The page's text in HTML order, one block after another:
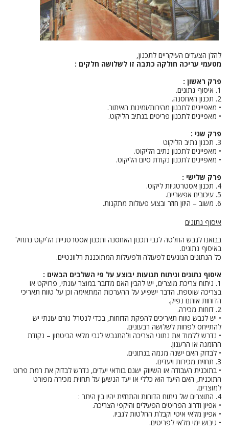
להלן הצעדים העיקריים לתכנון,
מטעמי עריכה חולקה כתבה זו לשלושה חלקים :
פרק ראשון :
1. איסוף נתונים.
2. תכנון האחסנה.
• מאפיינים לתכנון מהירות/זמינות האיתור.
• מאפיינים לתכנון פריטים בנתיב הליקוט.
פרק שני :
3. תכנון נתיב הליקוט
• מאפיינים לתכנון נתיב הליקוט.
• מאפיינים לתכנון נקודת סיום הליקוט.
פרק שלישי :
4. תכנון אסטרטגיות ליקוט.
5. עיכובים אפשריים.
6. משוב – היזון חוזר ובצוע פעולות מתקנות.
איסוף נתונים
בבואנו לגבש החלטה לגבי תכנון האחסנה ותכנון אסטרטגיית הליקוט נתחיל
באיסוף נתונים.
כל הנתונים הנוגעים לפעולה ולפעילות המתוכננת רלוונטיים.
איסוף נתונים וניתוח תנועות יבוצע על פי השלבים הבאים :
1. ניתוח צריכת מוצרים, יש להבין האם מדובר במוצר עונתי, פרויקט או
בצריכה שוטפת. הדבר ישפיע על ההערכות המתאימה וכן על טווח תאריכי
הדוחות אותם נפיק.
2. דוחות מכירה.
• יש לגבש טווח תאריכים להפקת הדוחות, בכדי לנטרל גורם עונתי יש
להתייחס לפחות לשלושה רבעונים.
• נדרש ללמוד את נתוני הצריכה ולהתגבש לגבי מלאי הביטחון – נקודת
ההזמנה או הרענון.
• לבדוק האם ישנה מגמה בנתונים.
3. תחזית מכירות ויעדים.
• בתוכנית העבודה או השיווק ישנם בוודאי יעדים, נדרש לבדוק את רמת פרוט
התוכנית, האם היעד הוא כללי או יעד הנשען על תחזית מכירה מפורט
למוצרים.
4. התוצרים של ניתוח הדוחות והתחזית יהיו בין היתר :
• אפיון ודרוג הפריטים הפעילים והיקפי הצריכה.
• אפיון מלאי איטי וקבלת החלטות לגביו.
• גיבוש ימי מלאי לפריטים.